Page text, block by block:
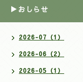
▶おしらせ
2026-07（1）
2026-06（2）
2026-05（1）